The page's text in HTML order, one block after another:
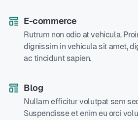
E-commerce
Rutrum non odio at vehicula.
dignissim in vehicula sit amet,
ac tincidunt sapien.
Blog
Nullam efficitur volutpat sem
Suspendisse et enim eu orci